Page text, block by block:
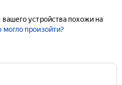
устройства похожи на
могло произойти?